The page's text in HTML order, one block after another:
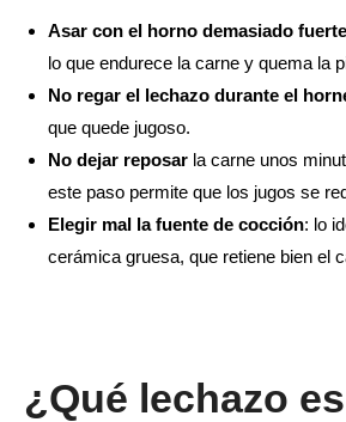
Asar con el horno demasiado
lo que endurece la carne y quema la
No regar el lechazo durante el
que quede jugoso.
No dejar reposar la carne unos
este paso permite que los jugos se
Elegir mal la fuente de cocción: lo
cerámica gruesa, que retiene bien el
¿Qué lechazo